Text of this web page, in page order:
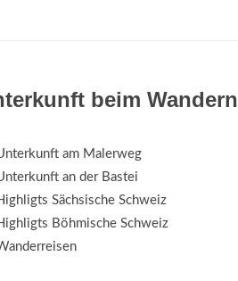
beim Wandern
am Malerweg
an der Bastei
Sächsische Schweiz
Böhmische Schweiz